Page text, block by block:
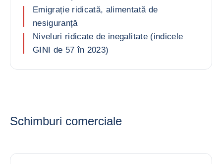
Emigrație ridicată, alimentată de
nesiguranță
Niveluri ridicate de inegalitate (indicele
GINI de 57 în 2023)
Schimburi comerciale